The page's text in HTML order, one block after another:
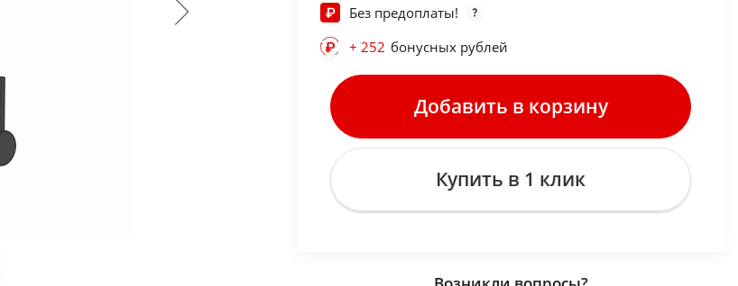
Без предоплаты!
+ 252 бонусных рублей
Добавить в корзину
Купить в 1 клик